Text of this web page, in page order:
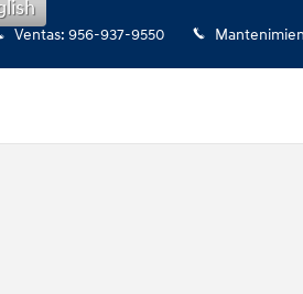
Ventas: 956-937-9550